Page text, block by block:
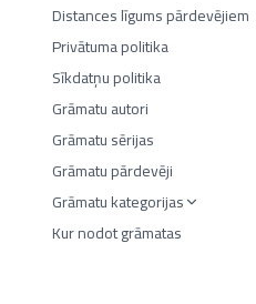
Distances līgums pārdevējiem
Privātuma politika
Sīkdatņu politika
Grāmatu autori
Grāmatu sērijas
Grāmatu pārdevēji
Grāmatu kategorijas
Kur nodot grāmatas